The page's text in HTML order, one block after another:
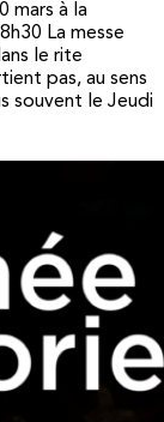
mars à la
La messe
le rite
pas, au sens
souvent le Jeudi